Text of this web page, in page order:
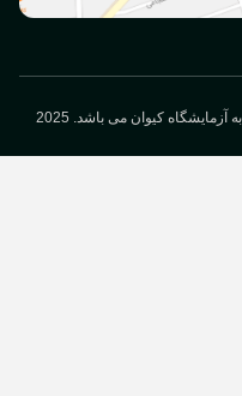
کیوان می باشد. 2025